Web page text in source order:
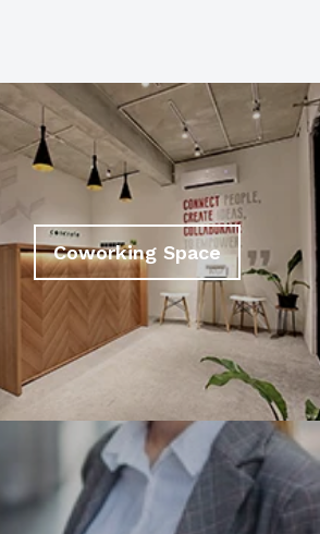
Coworking Space